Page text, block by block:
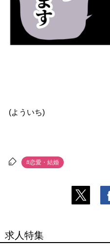
(よういち)
#恋愛・結婚
求人特集